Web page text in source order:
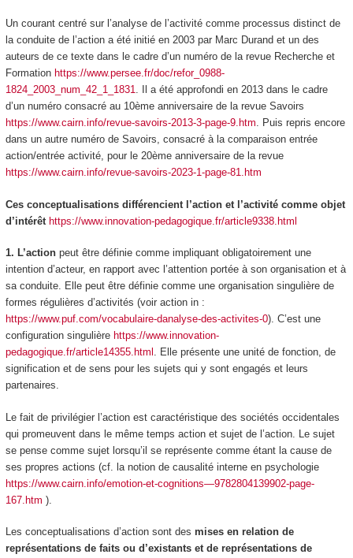
Un courant centré sur l’analyse de l’activitécomme processus distinct de
la conduite de l’action a été initié en 2003 par Marc Durand et un des
auteurs de ce texte dans le cadre d’un numéro de la revue Recherche et
Formation https://www.persee.fr/doc/refor_0988-
1824_2003_num_42_1_1831. Il a été approfondi en 2013 dans le cadre
d’un numéro consacré au 10ème anniversaire de la revue Savoirs
https://www.cairn.info/revue-savoirs-2013-3-page-9.htm. Puis repris encore
dans un autre numéro de Savoirs, consacré à la comparaison entrée
action/entrée activité, pour le 20ème anniversaire de la revue
https://www.cairn.info/revue-savoirs-2023-1-page-81.htm
Ces conceptualisations différencient l’action et l’activité comme objet
d’intérêt https://www.innovation-pedagogique.fr/article9338.html
1. L’action peut être définie comme impliquant obligatoirement une
intention d’acteur, en rapportavec l’attention portée à son organisation et à
sa conduite. Elle peut être définie comme une organisation singulière de
formes régulières d’activités (voir action in :
https://www.puf.com/vocabulaire-danalyse-des-activites-0). C’est une
configuration singulière https://www.innovation-
pedagogique.fr/article14355.html . Elle présente une unité de fonction, de
signification et de sens pour les sujets qui y sont engagés et leurs
partenaires.
Le fait de privilégier l’action est caractéristique des sociétés occidentales
qui promeuvent dans le même temps action et sujet de l’action. Le sujet
se pense comme sujet lorsqu’il se représente comme étant la cause de
ses propres actions (cf. la notion de causalité interne en psychologie
https://www.cairn.info/emotion-et-cognitions—9782804139902-page-
167.htm ).
Les conceptualisations d’action sont des mises en relation de
représentations de faits ou d’existants et de représentations de